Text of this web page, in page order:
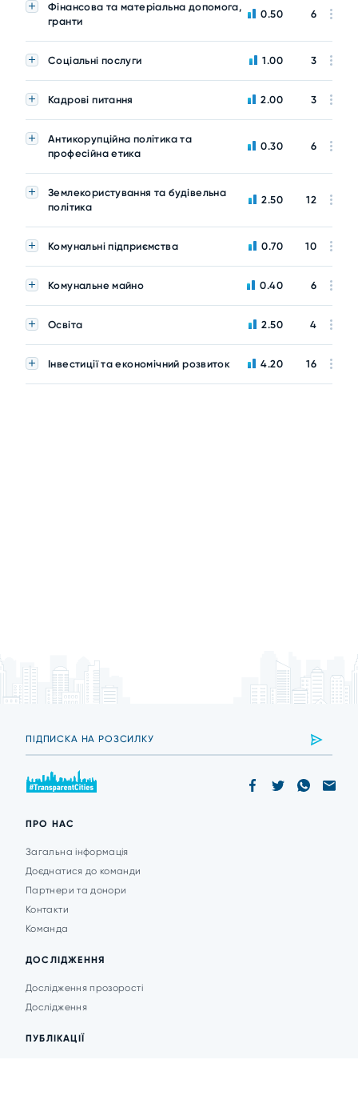
Фінансова та матеріальна допомога,
гранти
0.50 6
Соціальні послуги 1.00 3
Кадрові питання 2.00 3
Антикорупційна політика та
професійна етика
0.30 6
Землекористування та будівельна
політика
2.50 12
Комунальні підприємства 0.70 10
Комунальне майно 0.40 6
Освіта 2.50 4
Інвестиції та економічний розвиток 4.20 16
ПРО НАС
Загальна інформація
Доєднатися до команди
Партнери та донори
Контакти
Команда
ДОСЛІДЖЕННЯ
Дослідження прозорості
Дослідження
ПУБЛІКАЦІЇ